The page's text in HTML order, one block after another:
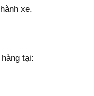
xe.
tại: